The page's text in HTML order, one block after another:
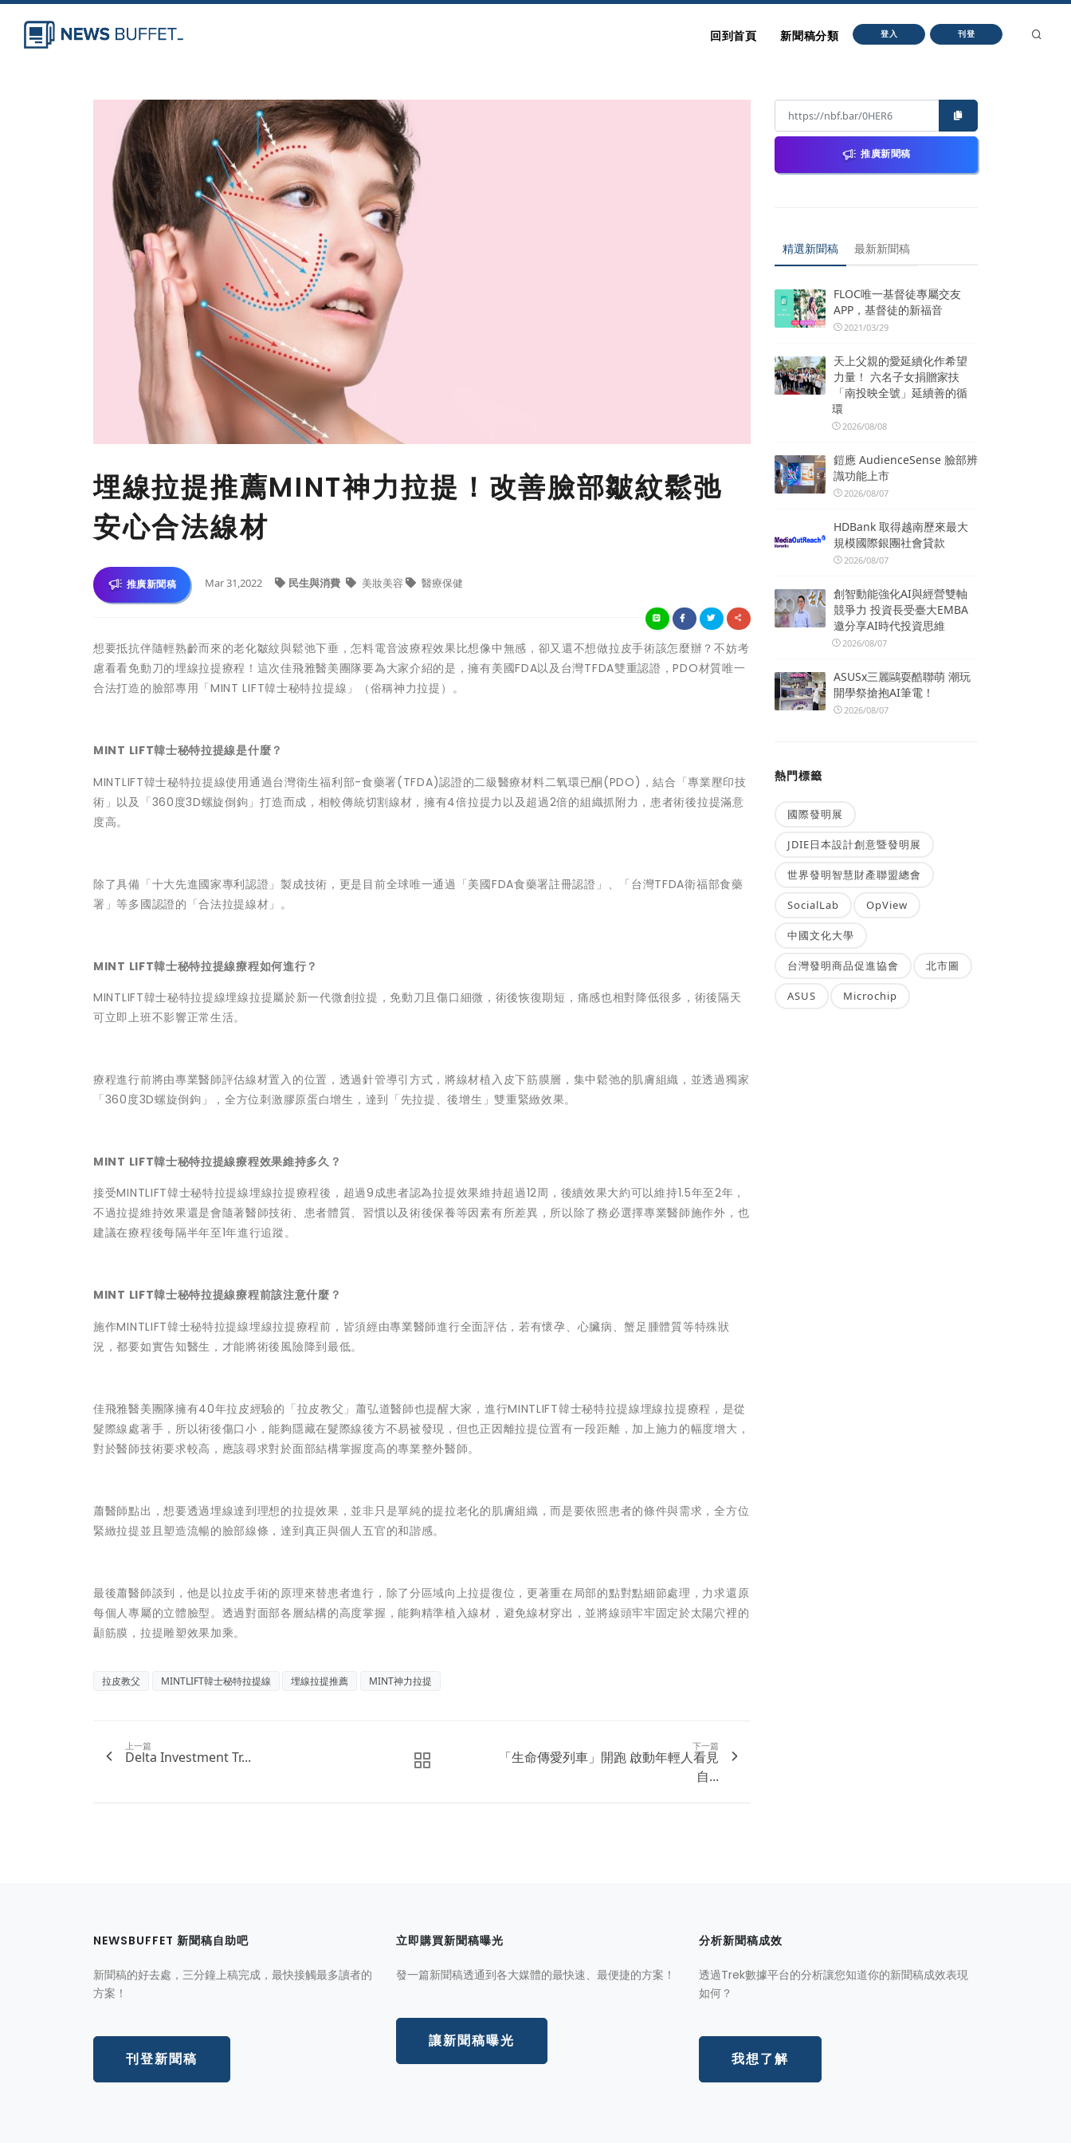
回到首頁 新聞稿分類 登入 刊登
埋線拉提推薦MINT神力拉提！改善臉部皺紋鬆弛
安心合法線材
推廣新聞稿 Mar 31,2022 民生與消費 美妝美容 醫療保健
想要抵抗伴隨輕熟齡而來的老化皺紋與鬆弛下垂，怎料電音波療程效果比想像中無感，卻又還不想做拉皮手術該怎麼辦？不妨考
慮看看免動刀的埋線拉提療程！這次佳飛雅醫美團隊要為大家介紹的是，擁有美國FDA以及台灣TFDA雙重認證，PDO材質唯一
合法打造的臉部專用「MINT LIFT韓士秘特拉提線」（俗稱神力拉提）。
MINT LIFT韓士秘特拉提線是什麼？
MINTLIFT韓士秘特拉提線使用通過台灣衛生福利部-食藥署(TFDA)認證的二級醫療材料二氧環已酮(PDO)，結合「專業壓印技
術」以及「360度3D螺旋倒鉤」打造而成，相較傳統切割線材，擁有4倍拉提力以及超過2倍的組織抓附力，患者術後拉提滿意
度高。
除了具備「十大先進國家專利認證」製成技術，更是目前全球唯一通過「美國FDA食藥署註冊認證」、「台灣TFDA衛福部食藥
署」等多國認證的「合法拉提線材」。
MINT LIFT韓士秘特拉提線療程如何進行？
MINTLIFT韓士秘特拉提線埋線拉提屬於新一代微創拉提，免動刀且傷口細微，術後恢復期短，痛感也相對降低很多，術後隔天
可立即上班不影響正常生活。
療程進行前將由專業醫師評估線材置入的位置，透過針管導引方式，將線材植入皮下筋膜層，集中鬆弛的肌膚組織，並透過獨家
「360度3D螺旋倒鉤」，全方位刺激膠原蛋白增生，達到「先拉提、後增生」雙重緊緻效果。
MINT LIFT韓士秘特拉提線療程效果維持多久？
接受MINTLIFT韓士秘特拉提線埋線拉提療程後，超過9成患者認為拉提效果維持超過12周，後續效果大約可以維持1.5年至2年，
不過拉提維持效果還是會隨著醫師技術、患者體質、習慣以及術後保養等因素有所差異，所以除了務必選擇專業醫師施作外，也
建議在療程後每隔半年至1年進行追蹤。
MINT LIFT韓士秘特拉提線療程前該注意什麼？
施作MINTLIFT韓士秘特拉提線埋線拉提療程前，皆須經由專業醫師進行全面評估，若有懷孕、心臟病、蟹足腫體質等特殊狀
況，都要如實告知醫生，才能將術後風險降到最低。
佳飛雅醫美團隊擁有40年拉皮經驗的「拉皮教父」蕭弘道醫師也提醒大家，進行MINTLIFT韓士秘特拉提線埋線拉提療程，是從
髮際線處著手，所以術後傷口小，能夠隱藏在髮際線後方不易被發現，但也正因離拉提位置有一段距離，加上施力的幅度增大，
對於醫師技術要求較高，應該尋求對於面部結構掌握度高的專業整外醫師。
蕭醫師點出，想要透過埋線達到理想的拉提效果，並非只是單純的提拉老化的肌膚組織，而是要依照患者的條件與需求，全方位
緊緻拉提並且塑造流暢的臉部線條，達到真正與個人五官的和諧感。
最後蕭醫師談到，他是以拉皮手術的原理來替患者進行，除了分區域向上拉提復位，更著重在局部的點對點細節處理，力求還原
每個人專屬的立體臉型。透過對面部各層結構的高度掌握，能夠精準植入線材，避免線材穿出，並將線頭牢牢固定於太陽穴裡的
顳筋膜，拉提雕塑效果加乘。
拉皮教父 MINTLIFT韓士秘特拉提線 埋線拉提推薦 MINT神力拉提
上一篇
Delta Investment Tr...
下一篇
「生命傳愛列車」開跑 啟動年輕人看見
自...
推廣新聞稿
精選新聞稿 最新新聞稿
FLOC唯一基督徒專屬交友
APP，基督徒的新福音
2021/03/29
天上父親的愛延續化作希望
力量！ 六名子女捐贈家扶
「南投映全號」延續善的循
環
2026/08/08
鎧應 AudienceSense 臉部辨
識功能上市
2026/08/07
HDBank 取得越南歷來最大
規模國際銀團社會貸款
2026/08/07
創智動能強化AI與經營雙軸
競爭力 投資長受臺大EMBA
邀分享AI時代投資思維
2026/08/07
ASUSx三麗鷗耍酷聯萌 潮玩
開學祭搶抱AI筆電！
2026/08/07
熱門標籤
國際發明展
JDIE日本設計創意暨發明展
世界發明智慧財產聯盟總會
SocialLab OpView
中國文化大學
台灣發明商品促進協會 北市圖
ASUS Microchip
NEWSBUFFET 新聞稿自助吧
新聞稿的好去處，三分鐘上稿完成，最快接觸最多讀者的
方案！
刊登新聞稿
立即購買新聞稿曝光
發一篇新聞稿透通到各大媒體的最快速、最便捷的方案！
讓新聞稿曝光
分析新聞稿成效
透過Trek數據平台的分析讓您知道你的新聞稿成效表現
如何？
我想了解